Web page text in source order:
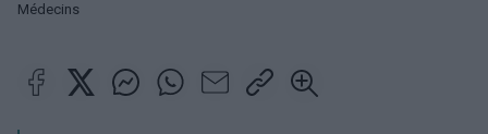
Médecins